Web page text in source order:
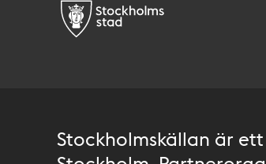
Stockholmskällan är